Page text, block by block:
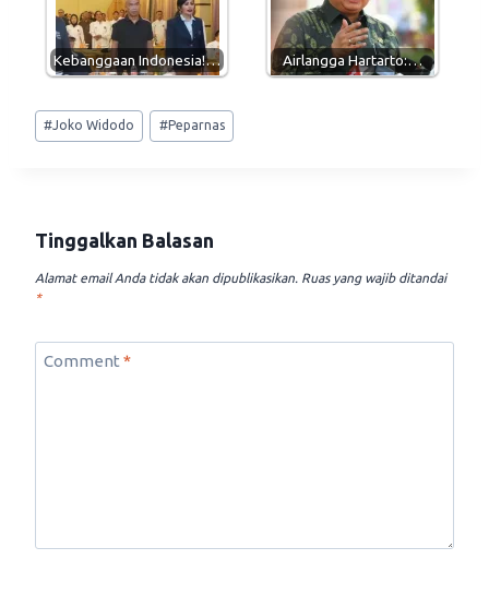
Kebanggaan Indonesia!… Airlangga Hartarto:…
Post
Tags:
#Joko Widodo #Peparnas
Tinggalkan Balasan
Alamat email Anda tidak akan dipublikasikan. Ruas yang wajib ditandai
*
Comment *